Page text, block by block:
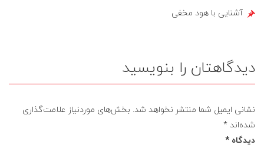
آشنایی با هود مخفی
دیدگاهتان را بنویسید
نشانی ایمیل شما منتشر نخواهد شد. بخش‌های موردنیاز علامت‌گذاری
شده‌اند *
دیدگاه *